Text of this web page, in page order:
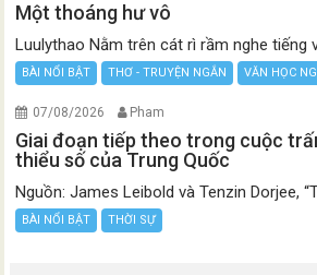
Một thoáng hư vô
Luulythao Nằm trên cát rì rầm nghe tiếng
BÀI NỔI BẬT THƠ - TRUYỆN NGẮN VĂN HỌC
07/08/2026 Pham
Giai đoạn tiếp theo trong cuộc
thiểu số của Trung Quốc
Nguồn: James Leibold và Tenzin Dorjee,
BÀI NỔI BẬT THỜI SỰ